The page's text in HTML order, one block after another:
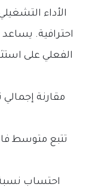
الأداء
احترافية. يساعد
الفعلي على
مقارنة
احتساب نسبة